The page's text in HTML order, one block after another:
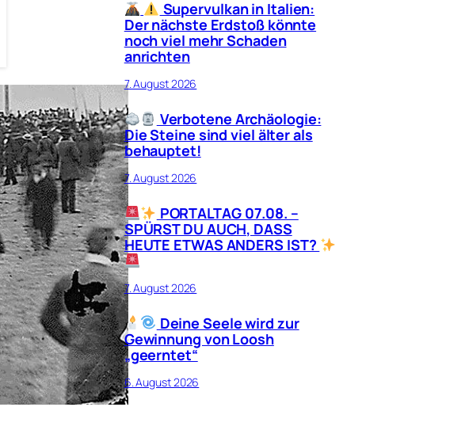
Supervulkan in Italien:
Der nächste Erdstoß könnte
noch viel mehr Schaden
anrichten
7. August 2026
Verbotene Archäologie:
Die Steine sind viel älter als
behauptet!
7. August 2026
PORTALTAG 07.08. –
SPÜRST DU AUCH, DASS
HEUTE ETWAS ANDERS IST?
7. August 2026
Deine Seele wird zur
Gewinnung von Loosh
„geerntet“
6. August 2026